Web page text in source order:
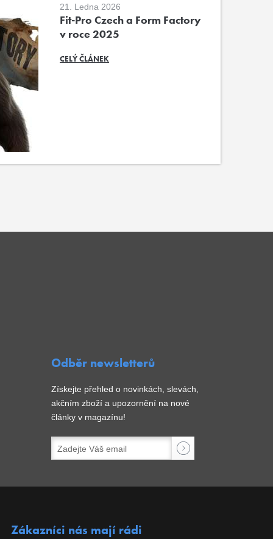
21. Ledna 2026
Fit-Pro Czech a Form Factory
v roce 2025
CELÝ ČLÁNEK
Odběr newsletterů
Získejte přehled o novinkách, slevách,
akčním zboží a upozornění na nové
články v magazínu!
Zákazníci nás mají rádi